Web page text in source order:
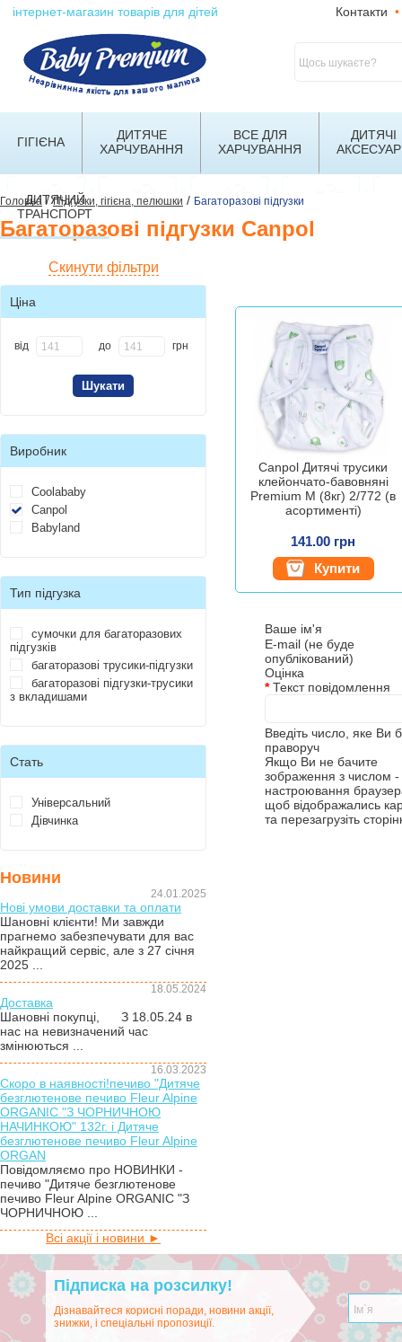
інтернет-магазин товарів для дітей Контакти •
ГІГІЄНА
ДИТЯЧЕ
ХАРЧУВАННЯ
ВСЕ ДЛЯ
ХАРЧУВАННЯ
ДИТЯЧІ
ДИТЯЧИЙ
ТРАНСПОРТ
Головна/Підгузки, гігієна, пелюшки / Багаторазові підгузки
Багаторазові підгузки Canpol
Скинути фільтри
Ціна
від до грн
Виробник
Coolababy
Canpol
Babyland
Тип підгузка
сумочки для багаторазових
підгузків
багаторазові трусики-підгузки
багаторазові підгузки-трусики
з вкладишами
Стать
Універсальний
Дівчинка
Новини
24.01.2025
Нові умови доставки та оплати
Шановні клієнти! Ми завжди
прагнемо забезпечувати для вас
найкращий сервіс, але з 27 січня
2025 ...
18.05.2024
Доставка
Шановні покупці, З 18.05.24 в
нас на невизначений час
змінюються ...
16.03.2023
Скоро в наявності!печиво "Дитяче
безглютенове печиво Fleur Alpine
ORGANIC "З ЧОРНИЧНОЮ
НАЧИНКОЮ" 132г. і Дитяче
безглютенове печиво Fleur Alpine
ORGAN
Повідомляємо про НОВИНКИ -
печиво "Дитяче безглютенове
печиво Fleur Alpine ORGANIC "З
ЧОРНИЧНОЮ ...
Всі акції і новини ►
Canpol Дитячі трусики
клейончато-бавовняні
Premium M (8кг) 2/772 (в
асортименті)
141.00 грн
Купити
Ваше ім'я
E-mail (не буде
опублікований)
Оцінка
*Текст повідомлення
Введіть число, яке Ви
праворуч
Якщо Ви не бачите
зображення з числом -
настроювання
щоб відображались
та перезагрузіть
Підписка на розсилку!
Дізнавайтеся корисні поради, новини акції,
знижки, і спеціальні пропозиції.